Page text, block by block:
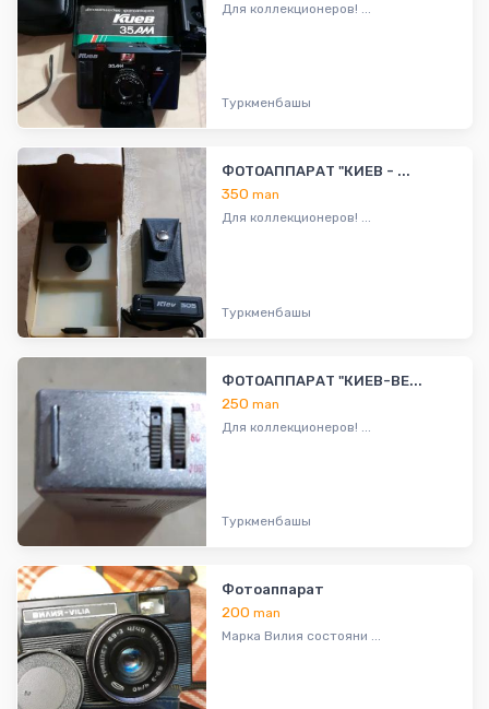
Для коллекционеров! ...
Туркменбашы
ФОТОАППАРАТ "КИЕВ - ...
350man
Для коллекционеров! ...
Туркменбашы
ФОТОАППАРАТ "КИЕВ-ВЕ...
250man
Для коллекционеров! ...
Туркменбашы
Фотоаппарат
200man
Марка Вилия состояни ...